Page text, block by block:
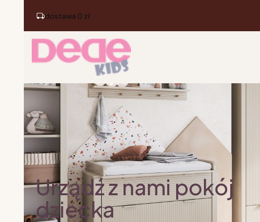
dostawa 0 zł
Urządź z nami pokój
dziecka